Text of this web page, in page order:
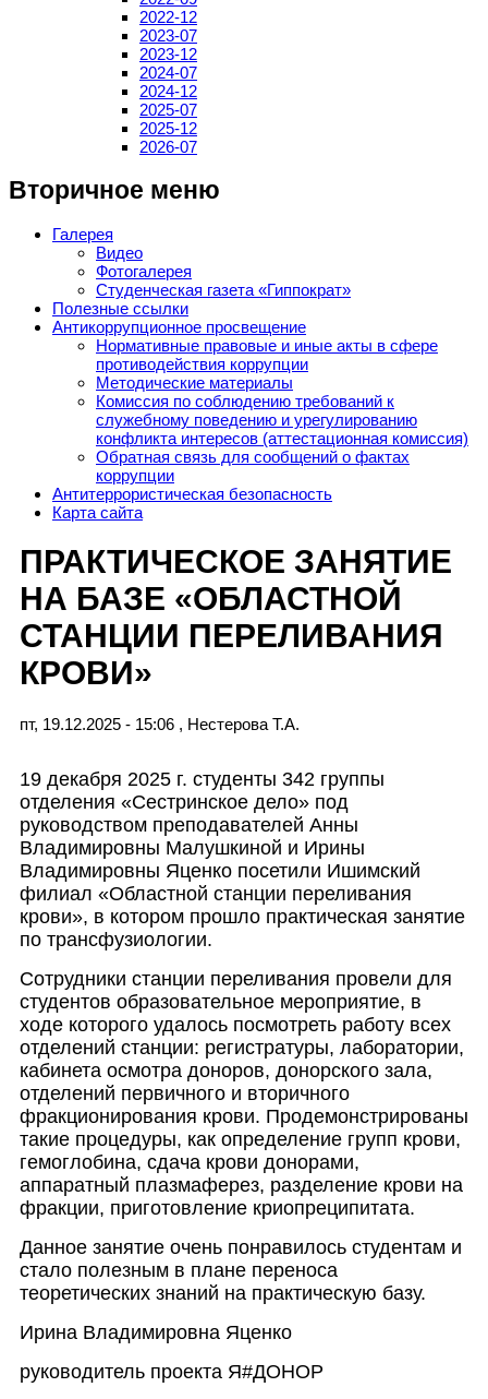
2022-12
2023-07
2023-12
2024-07
2024-12
2025-07
2025-12
2026-07
Вторичное меню
Галерея
Видео
Фотогалерея
Студенческая газета «Гиппократ»
Полезные ссылки
Антикоррупционное просвещение
Нормативные правовые и иные акты в сфере
противодействия коррупции
Методические материалы
Комиссия по соблюдению требований к
служебному поведению и урегулированию
конфликта интересов (аттестационная комиссия)
Обратная связь для сообщений о фактах
коррупции
Антитеррористическая безопасность
Карта сайта
ПРАКТИЧЕСКОЕ ЗАНЯТИЕ
НА БАЗЕ «ОБЛАСТНОЙ
СТАНЦИИ ПЕРЕЛИВАНИЯ
КРОВИ»
пт, 19.12.2025 - 15:06 , Нестерова Т.А.
19 декабря 2025 г. студенты 342 группы
отделения «Сестринское дело» под
руководством преподавателей Анны
Владимировны Малушкиной и Ирины
Владимировны Яценко посетили Ишимский
филиал «Областной станции переливания
крови», в котором прошло практическая занятие
по трансфузиологии.
Сотрудники станции переливания провели для
студентов образовательное мероприятие, в
ходе которого удалось посмотреть работу всех
отделений станции: регистратуры, лаборатории,
кабинета осмотра доноров, донорского зала,
отделений первичного и вторичного
фракционирования крови. Продемонстрированы
такие процедуры, как определение групп крови,
гемоглобина, сдача крови донорами,
аппаратный плазмаферез, разделение крови на
фракции, приготовление криопреципитата.
Данное занятие очень понравилось студентам и
стало полезным в плане переноса
теоретических знаний на практическую базу.
Ирина Владимировна Яценко
руководитель проекта Я#ДОНОР